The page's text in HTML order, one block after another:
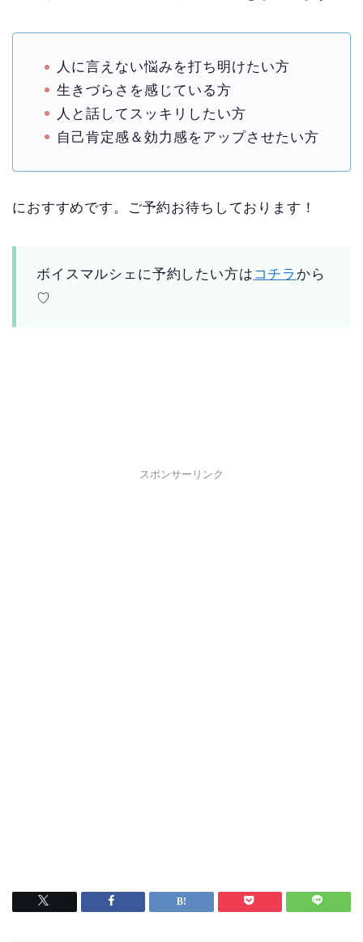
人に言えない悩みを打ち明けたい方
生きづらさを感じている方
人と話してスッキリしたい方
自己肯定感＆効力感をアップさせたい方
におすすめです。ご予約お待ちしております！
ボイスマルシェに予約したい方は コチラ から
♡
スポンサーリンク